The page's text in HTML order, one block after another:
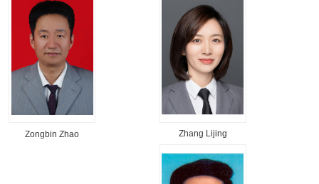
Zongbin Zhao Zhang Lijing